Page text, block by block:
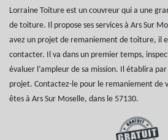
Lorraine Toiture est un couvreur qui a une
de toiture. Il propose ses services à Ars Sur
avez un projet de remaniement de toiture, il
contacter. Il va dans un premier temps,
évaluer l’ampleur de sa mission. Il établira
projet. Contactez-le pour le remaniement de
êtes à Ars Sur Moselle, dans le 57130.